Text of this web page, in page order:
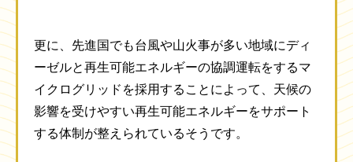
更に、先進国でも台風や山火事が多い地域にディ
ーゼルと再生可能エネルギーの協調運転をするマ
イクログリッドを採用することによって、天候の
影響を受けやすい再生可能エネルギーをサポート
する体制が整えられているそうです。